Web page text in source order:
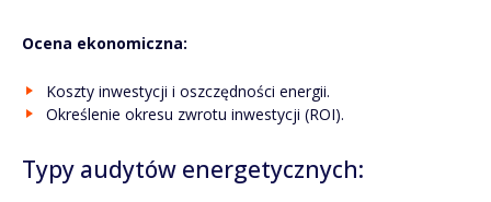
Ocena ekonomiczna:
Koszty inwestycji i oszczędności energii.
Określenie okresu zwrotu inwestycji (ROI).
Typy audytów energetycznych: